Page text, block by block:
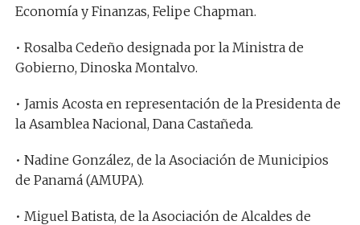
Economía y Finanzas, Felipe Chapman.
• Rosalba Cedeño designada por la Ministra de
Gobierno, Dinoska Montalvo.
• Jamis Acosta en representación de la Presidenta de
la Asamblea Nacional, Dana Castañeda.
• Nadine González, de la Asociación de Municipios
de Panamá (AMUPA).
• Miguel Batista, de la Asociación de Alcaldes de